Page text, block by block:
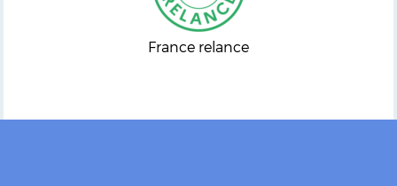
France relance